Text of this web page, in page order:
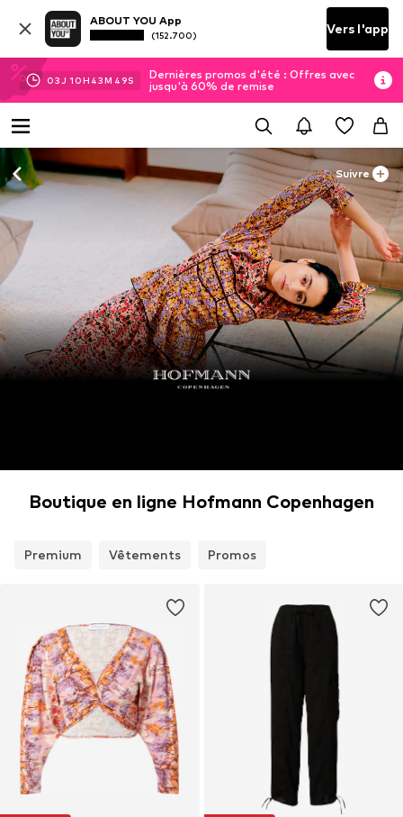
ABOUT YOU App
(152.700) Vers l'app
03J 10H 43M 49S
Dernières promos d'été : Offres avec
jusqu'à 60% de remise
Suivre
Boutique en ligne Hofmann Copenhagen
Premium Vêtements Promos